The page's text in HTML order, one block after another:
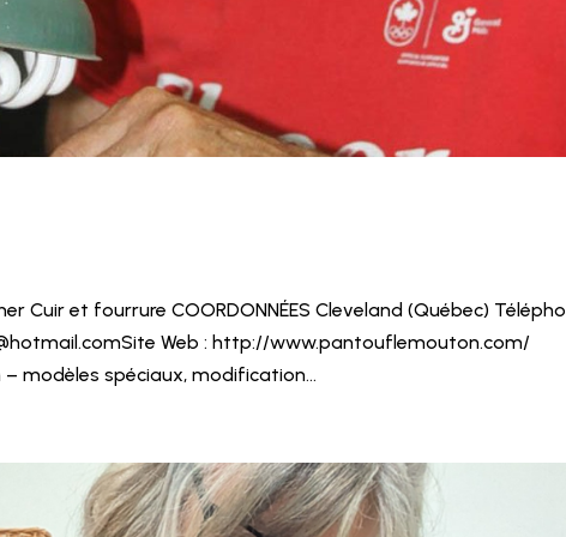
Cuir et fourrure COORDONNÉES Cleveland (Québec)
Web : http://www.pantouflemouton.com/
– modèles spéciaux, modification...